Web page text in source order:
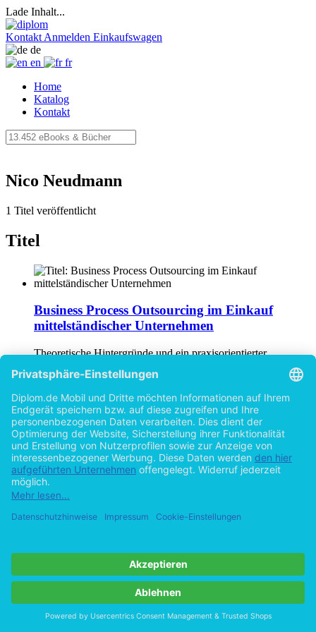
Lade Inhalt...
Kontakt Anmelden Einkaufswagen
de
en
fr
Home
Katalog
Kontakt
Nico Neudmann
1 Titel veröffentlicht
Titel
mittelständischer Unternehmen
Leitfaden
©2010 Diplomarbeit 69 Seiten
Hilfe/FAQ
Impressum
Datenschutz
AGB
Vertrag widerrufen
Zur Desktop-Version
Copyright ©Imprint in der Bedey & Thoms Media GmbH
byOpen Publishing
Cookie-Einstellungen